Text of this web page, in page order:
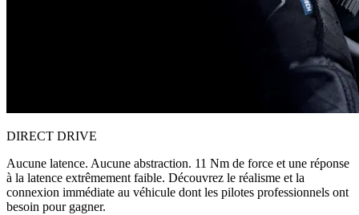
DIRECT DRIVE
Aucune latence. Aucune abstraction. 11 Nm de force et une réponse
à la latence extrêmement faible. Découvrez le réalisme et la
connexion immédiate au véhicule dont les pilotes professionnels ont
besoin pour gagner.